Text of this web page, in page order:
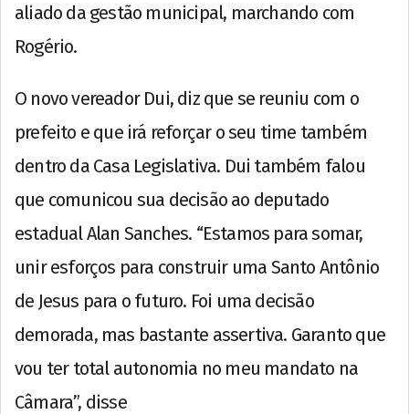
aliado da gestão municipal, marchando com
Rogério.
O novo vereador Dui, diz que se reuniu com o
prefeito e que irá reforçar o seu time também
dentro da Casa Legislativa. Dui também falou
que comunicou sua decisão ao deputado
estadual Alan Sanches. “Estamos para somar,
unir esforços para construir uma Santo Antônio
de Jesus para o futuro. Foi uma decisão
demorada, mas bastante assertiva. Garanto que
vou ter total autonomia no meu mandato na
Câmara”, disse